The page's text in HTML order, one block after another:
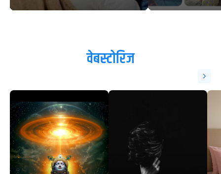
वेबस्टोरिज